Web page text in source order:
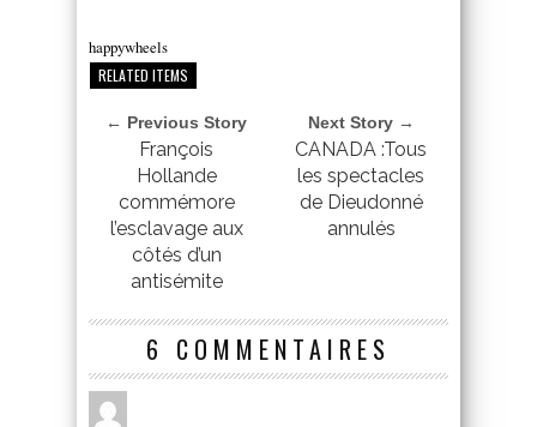
happywheels
RELATED ITEMS
← Previous Story
François
Hollande
commémore
l’esclavage aux
côtés d’un
antisémite
Next Story →
CANADA :Tous
les spectacles
de Dieudonné
annulés
6 COMMENTAIRES